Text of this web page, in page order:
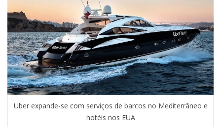
Uber expande-se com serviços de barcos no Mediterrâneo e
hotéis nos EUA